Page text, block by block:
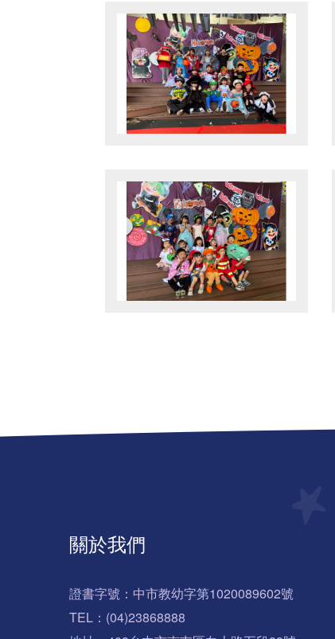
關於我們
證書字號：中市教幼字第1020089602號
TEL：(04)23868888